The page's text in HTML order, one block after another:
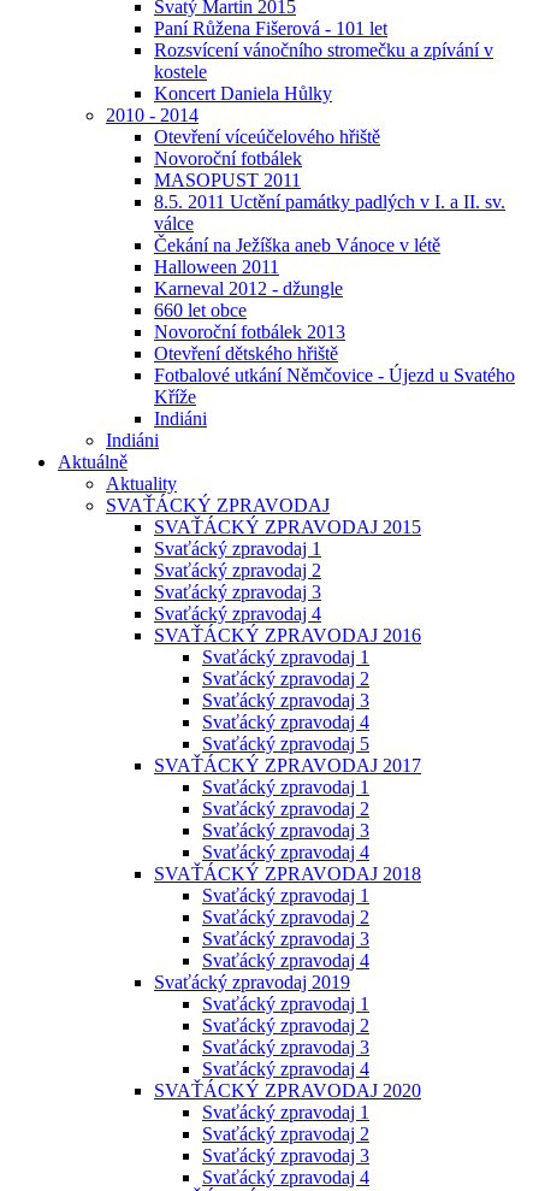
Svatý Martin 2015
Paní Růžena Fišerová - 101 let
Rozsvícení vánočního stromečku a zpívání v
kostele
Koncert Daniela Hůlky
2010 - 2014
Otevření víceúčelového hřiště
Novoroční fotbálek
MASOPUST 2011
8.5. 2011 Uctění památky padlých v I. a II. sv.
válce
Čekání na Ježíška aneb Vánoce v létě
Halloween 2011
Karneval 2012 - džungle
660 let obce
Novoroční fotbálek 2013
Otevření dětského hřiště
Fotbalové utkání Němčovice - Újezd u Svatého
Kříže
Indiáni
Indiáni
Aktuálně
Aktuality
SVAŤÁCKÝ ZPRAVODAJ
SVAŤÁCKÝ ZPRAVODAJ 2015
Svaťácký zpravodaj 1
Svaťácký zpravodaj 2
Svaťácký zpravodaj 3
Svaťácký zpravodaj 4
SVAŤÁCKÝ ZPRAVODAJ 2016
Svaťácký zpravodaj 1
Svaťácký zpravodaj 2
Svaťácký zpravodaj 3
Svaťácký zpravodaj 4
Svaťácký zpravodaj 5
SVAŤÁCKÝ ZPRAVODAJ 2017
Svaťácký zpravodaj 1
Svaťácký zpravodaj 2
Svaťácký zpravodaj 3
Svaťácký zpravodaj 4
SVAŤÁCKÝ ZPRAVODAJ 2018
Svaťácký zpravodaj 1
Svaťácký zpravodaj 2
Svaťácký zpravodaj 3
Svaťácký zpravodaj 4
Svaťácký zpravodaj 2019
Svaťácký zpravodaj 1
Svaťácký zpravodaj 2
Svaťácký zpravodaj 3
Svaťácký zpravodaj 4
SVAŤÁCKÝ ZPRAVODAJ 2020
Svaťácký zpravodaj 1
Svaťácký zpravodaj 2
Svaťácký zpravodaj 3
Svaťácký zpravodaj 4